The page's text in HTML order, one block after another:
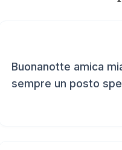
Buonanotte amica
sempre un posto